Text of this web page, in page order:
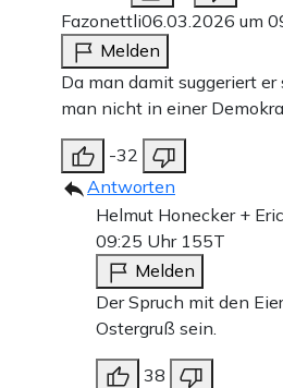
Fazonettli06.03.2026 um
Melden
Da man damit suggeriert er
man nicht in einer
-32
Antworten
Helmut Honecker +
09:25 Uhr 155T
Melden
Der Spruch mit den
Ostergruß sein.
38